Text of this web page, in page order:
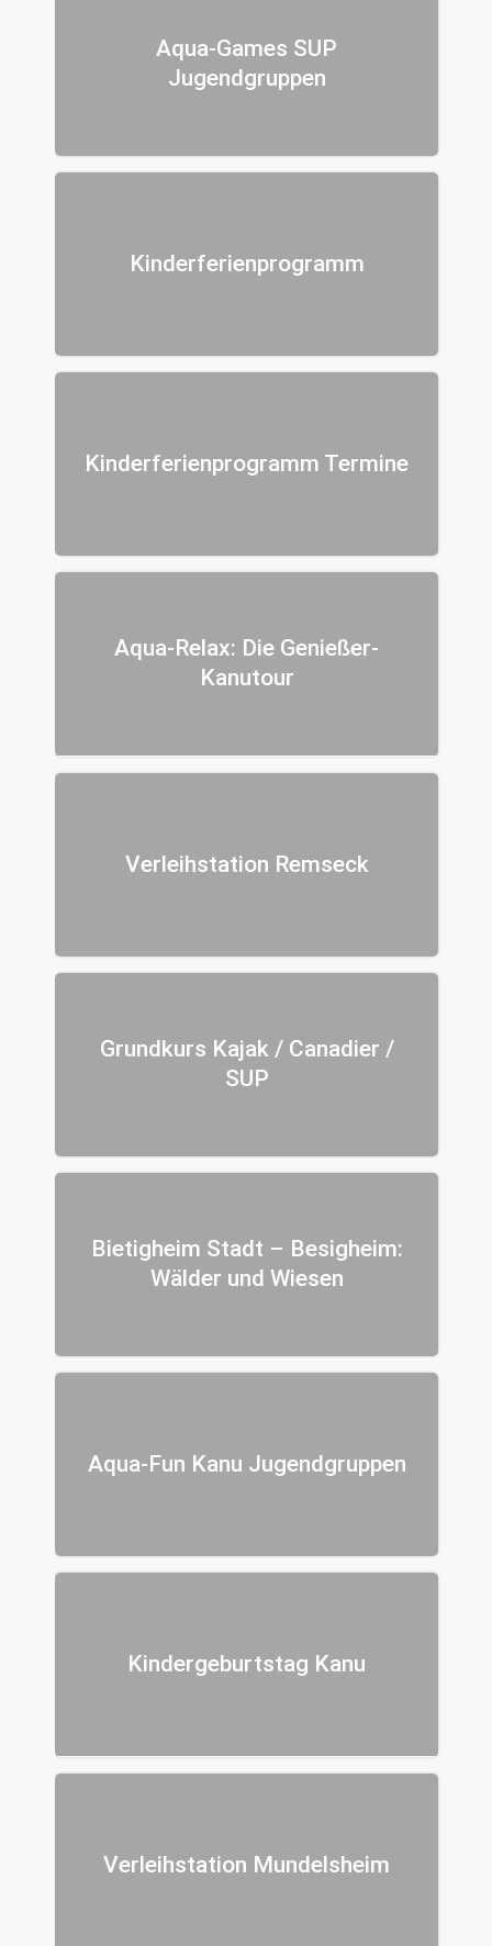
Aqua-Games SUP
Jugendgruppen
Kinderferienprogramm
Kinderferienprogramm Termine
Aqua-Relax: Die Genießer-
Kanutour
Verleihstation Remseck
Grundkurs Kajak / Canadier /
SUP
Bietigheim Stadt – Besigheim:
Wälder und Wiesen
Aqua-Fun Kanu Jugendgruppen
Kindergeburtstag Kanu
Verleihstation Mundelsheim